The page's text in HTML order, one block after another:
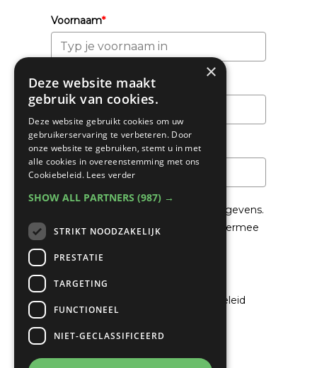
Voornaam*
Achternaam
Email*
We gaan voorzichtig om met je gegevens.
Lees in hetPrivacybeleid
hoe we hiermee
Ik ga akkoord met het privacybeleid
×
Deze website maakt
gebruik van cookies.
Deze website gebruikt cookies om uw
gebruikerservaring te verbeteren. Door
onze website te gebruiken, stemt u in met
alle cookies in overeenstemming met ons
Cookiebeleid. Lees verder
SHOW ALL PARTNERS (987) →
STRIKT NOODZAKELIJK
PRESTATIE
TARGETING
FUNCTIONEEL
NIET-GECLASSIFICEERD